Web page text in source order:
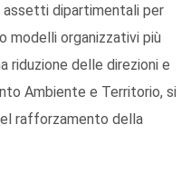
assetti dipartimentali per
modelli organizzativi più
riduzione delle direzioni e
Ambiente e Territorio, si
rafforzamento della